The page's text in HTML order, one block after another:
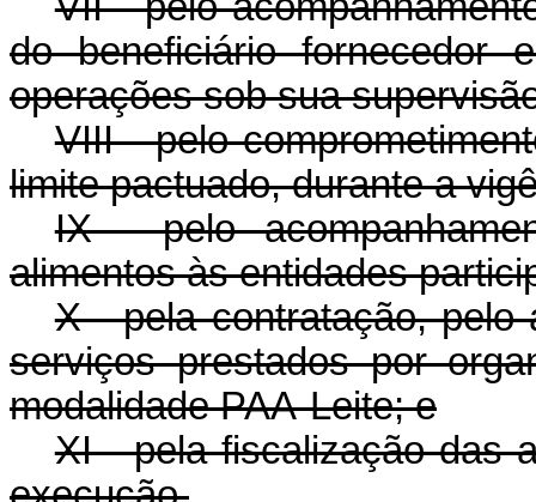
do beneficiário fornecedor
operações sob sua
VIII - pelo
limite pactuado, durante a
IX - pelo
alimentos às entidades
X - pela contratação, pelo
serviços prestados por
modalidade PAA-Leite; e
XI - pela fiscalização das